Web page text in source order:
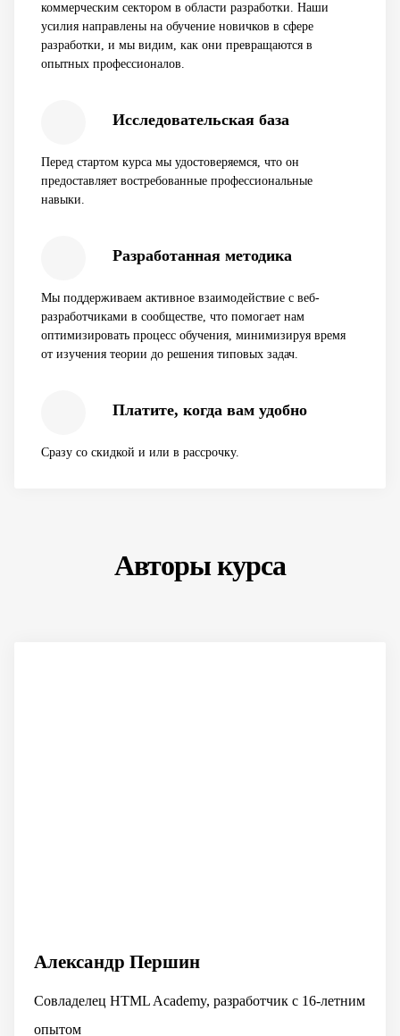
коммерческим сектором в области разработки. Наши
усилия направлены на обучение новичков в сфере
разработки, и мы видим, как они превращаются в
опытных профессионалов.
Исследовательская база
Перед стартом курса мы удостоверяемся, что он
предоставляет востребованные профессиональные
навыки.
Разработанная методика
Мы поддерживаем активное взаимодействие с веб-
разработчиками в сообществе, что помогает нам
оптимизировать процесс обучения, минимизируя время
от изучения теории до решения типовых задач.
Платите, когда вам удобно
Сразу со скидкой и или в рассрочку.
Авторы курса
Александр Першин
Совладелец HTML Academy, разработчик с 16-летним
опытом